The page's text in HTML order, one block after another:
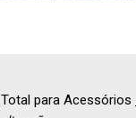
Total para Acessórios